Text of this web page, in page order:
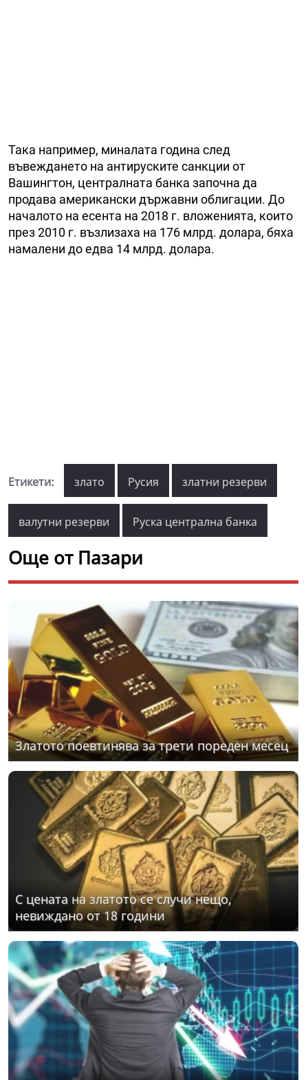
Така например, миналата година след
въвеждането на антируските санкции от
Вашингтон, централната банка започна да
продава американски държавни облигации. До
началото на есента на 2018 г. вложенията, които
през 2010 г. възлизаха на 176 млрд. долара, бяха
намалени до едва 14 млрд. долара.
Етикети: злато Русия златни резерви
валутни резерви Руска централна банка
Още от Пазари
Златото поевтинява за трети пореден месец
С цената на златото се случи нещо,
невиждано от 18 години